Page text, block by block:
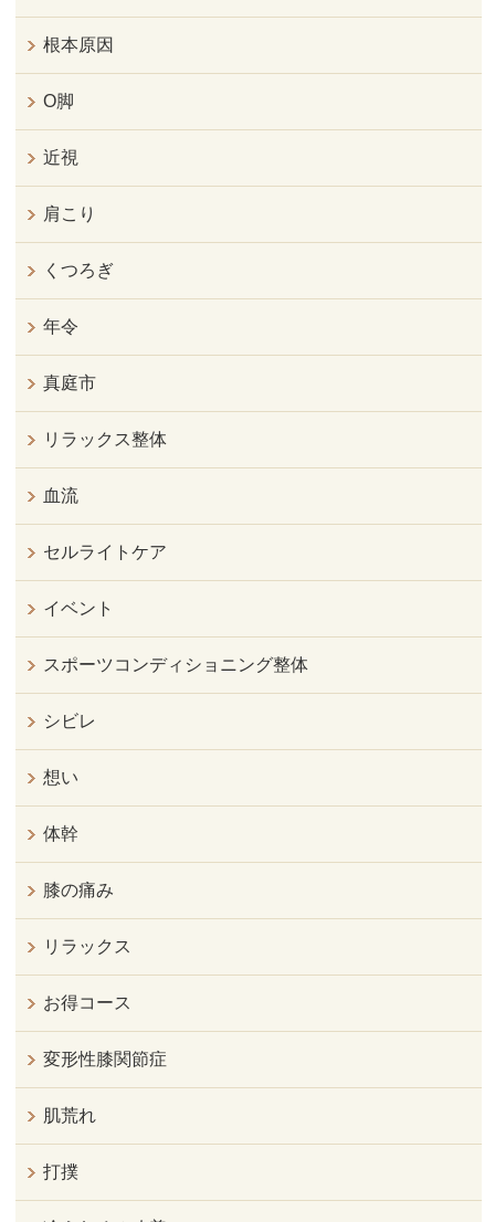
根本原因
O脚
近視
肩こり
くつろぎ
年令
真庭市
リラックス整体
血流
セルライトケア
イベント
スポーツコンディショニング整体
シビレ
想い
体幹
膝の痛み
リラックス
お得コース
変形性膝関節症
肌荒れ
打撲